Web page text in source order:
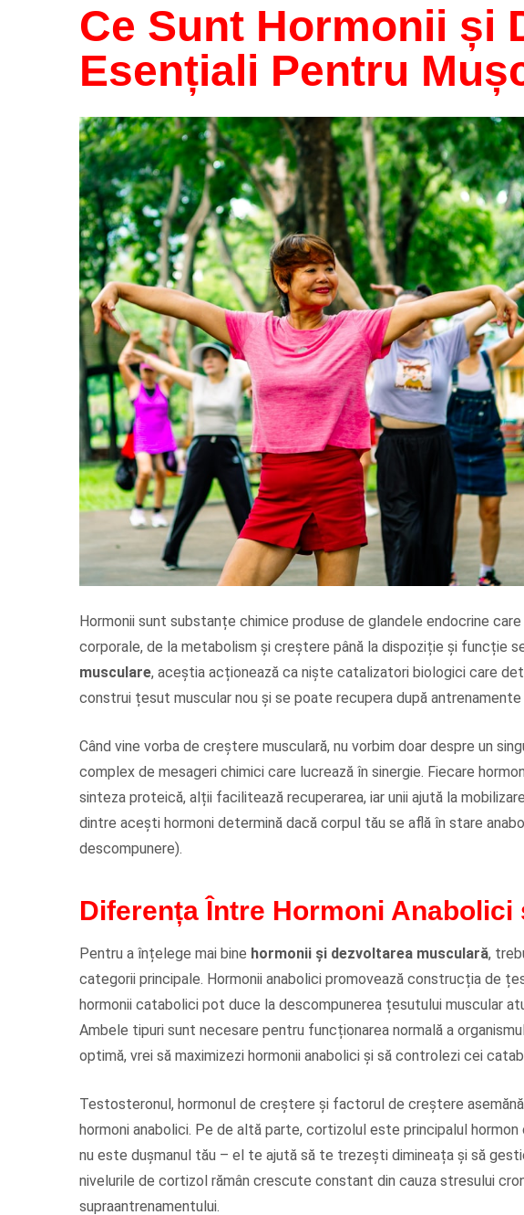
Ce Sunt Hormonii și
Esențiali Pentru
Hormonii sunt substanțe chimice produse de glandele endocrine
corporale, de la metabolism și creștere până la dispoziție și funcție
musculare, aceștia acționează ca niște catalizatori biologici care
construi țesut muscular nou și se poate recupera după antrenamente
Când vine vorba de creștere musculară, nu vorbim doar despre un
complex de mesageri chimici care lucrează în sinergie. Fiecare
sinteza proteică, alții facilitează recuperarea, iar unii ajută la
dintre acești hormoni determină dacă corpul tău se află în stare
descompunere).
Diferența Între Hormoni Anabolici
Pentru a înțelege mai bine hormonii și dezvoltarea musculară,
categorii principale. Hormonii anabolici promovează construcția de
hormonii catabolici pot duce la descompunerea țesutului muscular
Ambele tipuri sunt necesare pentru funcționarea normală a
optimă, vrei să maximizezi hormonii anabolici și să controlezi cei
Testosteronul, hormonul de creștere și factorul de creștere
hormoni anabolici. Pe de altă parte, cortizolul este principalul
nu este dușmanul tău – el te ajută să te trezești dimineața și să
nivelurile de cortizol rămân crescute constant din cauza stresului
supraantrenamentului.